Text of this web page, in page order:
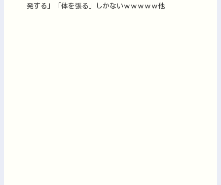
発する」「体を張る」しかないｗｗｗｗｗ他